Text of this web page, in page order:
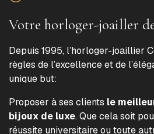
Votre horloger-joailler
Depuis 1995, l’horloger-joaillier
règles de l’excellence et de
unique but:
Proposer à ses clients le
bijoux de luxe. Que cela soit
réussite universitaire ou toute